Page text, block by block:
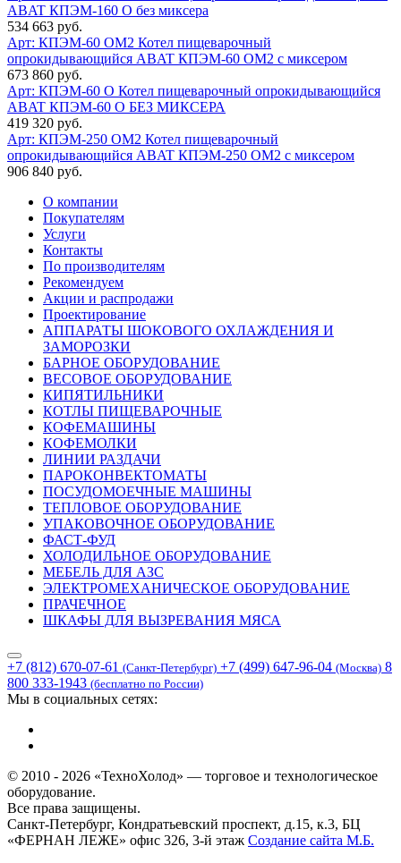
ABAT КПЭМ-160 О без миксера
534 663 руб.
Арт: КПЭМ-60 ОМ2 Котел пищеварочный
опрокидывающийся ABAT КПЭМ-60 ОМ2 с миксером
673 860 руб.
Арт: КПЭМ-60 О Котел пищеварочный опрокидывающийся
ABAT КПЭМ-60 О БЕЗ МИКСЕРА
419 320 руб.
Арт: КПЭМ-250 ОМ2 Котел пищеварочный
опрокидывающийся ABAT КПЭМ-250 ОМ2 с миксером
906 840 руб.
О компании
Покупателям
Услуги
Контакты
По производителям
Рекомендуем
Акции и распродажи
Проектирование
АППАРАТЫ ШОКОВОГО ОХЛАЖДЕНИЯ И
ЗАМОРОЗКИ
БАРНОЕ ОБОРУДОВАНИЕ
ВЕСОВОЕ ОБОРУДОВАНИЕ
КИПЯТИЛЬНИКИ
КОТЛЫ ПИЩЕВАРОЧНЫЕ
КОФЕМАШИНЫ
КОФЕМОЛКИ
ЛИНИИ РАЗДАЧИ
ПАРОКОНВЕКТОМАТЫ
ПОСУДОМОЕЧНЫЕ МАШИНЫ
ТЕПЛОВОЕ ОБОРУДОВАНИЕ
УПАКОВОЧНОЕ ОБОРУДОВАНИЕ
ФАСТ-ФУД
ХОЛОДИЛЬНОЕ ОБОРУДОВАНИЕ
МЕБЕЛЬ ДЛЯ АЗС
ЭЛЕКТРОМЕХАНИЧЕСКОЕ ОБОРУДОВАНИЕ
ПРАЧЕЧНОЕ
ШКАФЫ ДЛЯ ВЫЗРЕВАНИЯ МЯСА
+7 (812) 670-07-61 (Санкт-Петербург) +7 (499) 647-96-04 (Москва) 8
800 333-1943 (бесплатно по России)
Мы в социальных сетях:
© 2010 - 2026 «ТехноХолод» — торговое и технологическое
оборудование.
Все права защищены.
Санкт-Петербург, Кондратьевский проспект, д.15, к.3, БЦ
«ФЕРНАН ЛЕЖЕ» офис 326, 3-й этаж Создание сайта М.Б.